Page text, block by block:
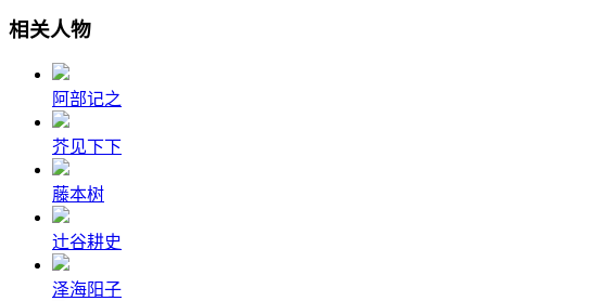
相关人物
阿部记之
芥见下下
藤本树
辻谷耕史
泽海阳子